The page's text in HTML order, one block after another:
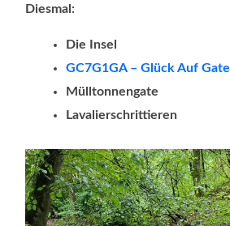
Diesmal:
Die Insel
GC7G1GA – Glück Auf Gate
Mülltonnengate
Lavalierschrittieren